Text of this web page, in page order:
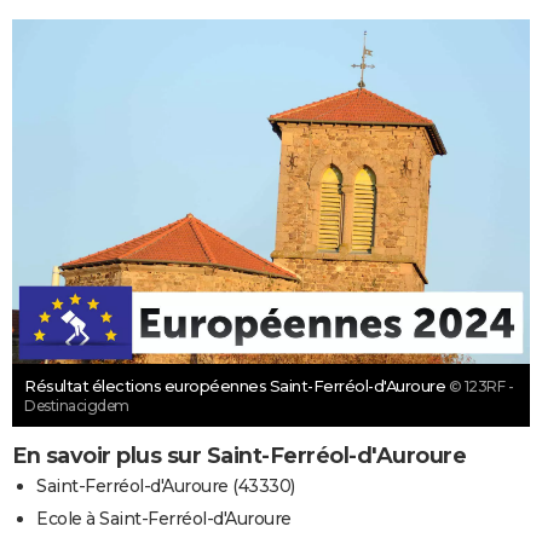
Résultat élections européennes Saint-Ferréol-d'Auroure © 123RF -
Destinacigdem
En savoir plus sur Saint-Ferréol-d'Auroure
Saint-Ferréol-d'Auroure (43330)
Ecole à Saint-Ferréol-d'Auroure